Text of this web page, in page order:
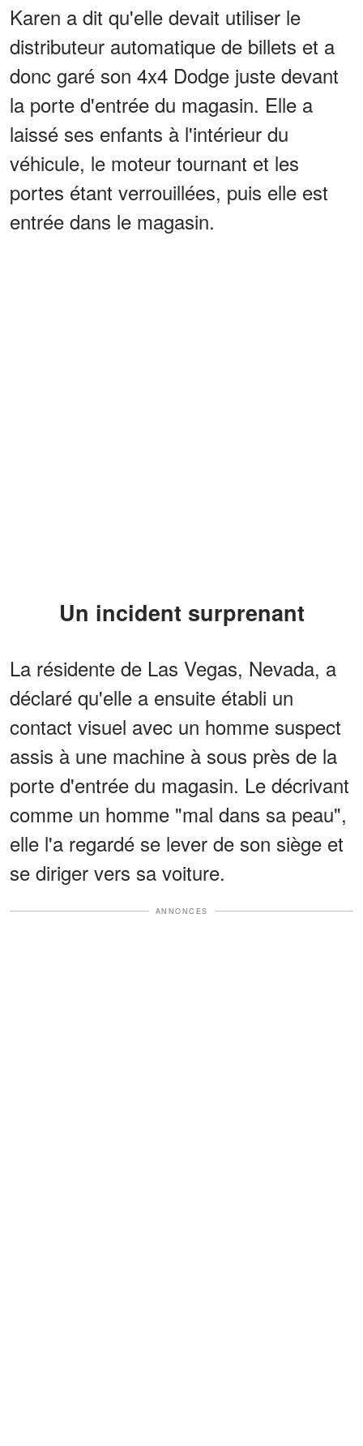
Karen a dit qu'elle devait utiliser le
distributeur automatique de billets et a
donc garé son 4x4 Dodge juste devant
la porte d'entrée du magasin. Elle a
laissé ses enfants à l'intérieur du
véhicule, le moteur tournant et les
portes étant verrouillées, puis elle est
entrée dans le magasin.
Un incident surprenant
La résidente de Las Vegas, Nevada, a
déclaré qu'elle a ensuite établi un
contact visuel avec un homme suspect
assis à une machine à sous près de la
porte d'entrée du magasin. Le décrivant
comme un homme "mal dans sa peau",
elle l'a regardé se lever de son siège et
se diriger vers sa voiture.
ANNONCES